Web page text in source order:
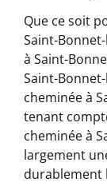
Que ce soit
Saint-
à Saint-
Saint-
cheminée à
tenant
cheminée à
largement
durablement